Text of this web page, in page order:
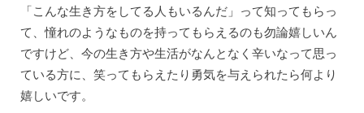
「こんな生き方をしてる人もいるんだ」って知ってもらっ
て、憧れのようなものを持ってもらえるのも勿論嬉しいん
ですけど、今の生き方や生活がなんとなく辛いなって思っ
ている方に、笑ってもらえたり勇気を与えられたら何より
嬉しいです。